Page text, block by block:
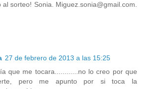
al sorteo! Sonia. Miguez.sonia@gmail.com.
27 de febrero de 2013 a las 15:25
que me tocara............no lo creo por que
pero me apunto por si toca la